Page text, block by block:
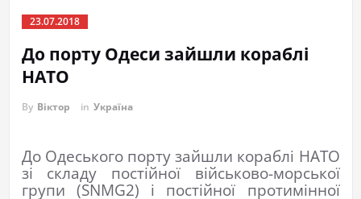
23.07.2018
До порту Одеси зайшли кораблі
НАТО
By Віктор in Україна
До Одеського порту зайшли кораблі НАТО
зі складу постійної військово-морської
групи (SNMG2) і постійної протимінної